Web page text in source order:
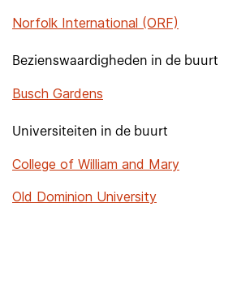
Norfolk International (ORF)
Bezienswaardigheden in de buurt
Busch Gardens
Universiteiten in de buurt
College of William and Mary
Old Dominion University